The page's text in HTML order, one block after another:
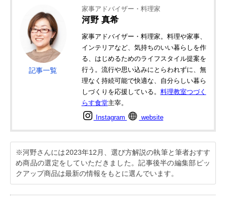
記事一覧
家事アドバイザー・料理家
河野 真希
家事アドバイザー・料理家。料理や家事、
インテリアなど、気持ちのいい暮らしを作
る、はじめるためのライフスタイル提案を
行う。流行や思い込みにとらわれずに、無
理なく持続可能で快適な、自分らしい暮ら
しづくりを応援している。 料理教室つづく
らす食堂主宰。
Instagram website
※河野さんには2023年12月、選び方解説の執筆と筆者おすす
め商品の選定をしていただきました。記事後半の編集部ピッ
クアップ商品は最新の情報をもとに選んでいます。